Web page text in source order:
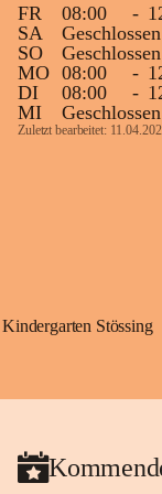
FR
08:00 -
SA
Geschlossen
SO
Geschlossen
MO 08:00 -
DI
08:00 -
MI
Geschlossen
Zuletzt bearbeitet:
Kindergarten Stössing